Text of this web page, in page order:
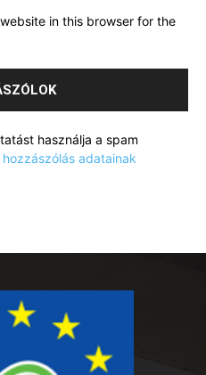
in this browser for the
használja a spam
adatainak